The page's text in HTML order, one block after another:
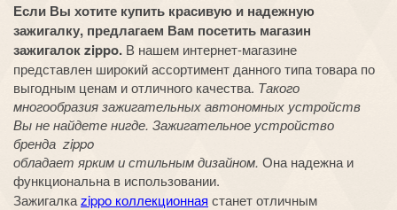
Если Вы хотите купить красивую и надежную
зажигалку, предлагаем Вам посетить магазин
зажигалок zippo. В нашем интернет-магазине
представлен широкий ассортимент данного типа товара по
выгодным ценам и отличного качества. Такого
многообразия зажигательных автономных устройств
Вы не найдете нигде. Зажигательное устройство
бренда zippo
обладает ярким и стильным дизайном. Она надежна и
функциональна в использовании.
Зажигалкаzippo коллекционная станет отличным